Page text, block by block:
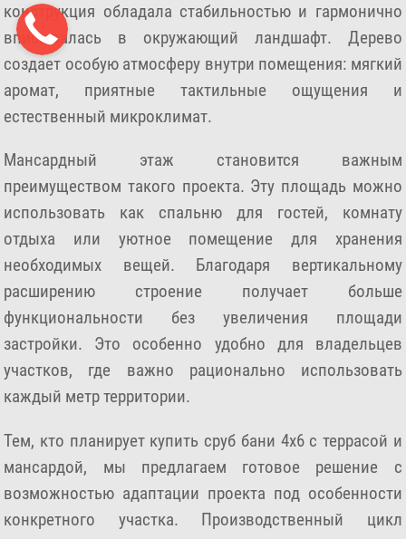
конструкция обладала стабильностью и гармонично
вписывалась в окружающий ландшафт. Дерево
создает особую атмосферу внутри помещения: мягкий
аромат, приятные тактильные ощущения и
естественный микроклимат.
Мансардный этаж становится важным
преимуществом такого проекта. Эту площадь можно
использовать как спальню для гостей, комнату
отдыха или уютное помещение для хранения
необходимых вещей. Благодаря вертикальному
расширению строение получает больше
функциональности без увеличения площади
застройки. Это особенно удобно для владельцев
участков, где важно рационально использовать
каждый метр территории.
Тем, кто планирует купить сруб бани 4х6 с террасой и
мансардой, мы предлагаем готовое решение с
возможностью адаптации проекта под особенности
конкретного участка. Производственный цикл